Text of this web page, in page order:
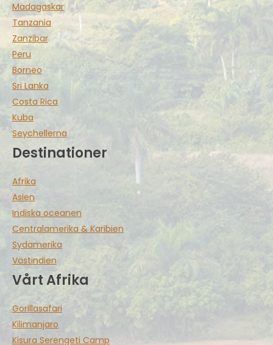
Madagaskar
Tanzania
Zanzibar
Peru
Borneo
Sri Lanka
Costa Rica
Kuba
Seychellerna
Destinationer
Afrika
Asien
Indiska oceanen
Centralamerika & Karibien
Sydamerika
Västindien
Vårt Afrika
Gorillasafari
Kilimanjaro
Kisura Serengeti Camp